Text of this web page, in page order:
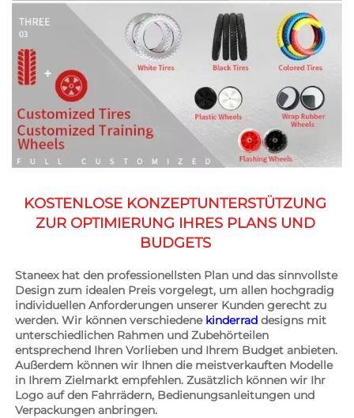
KOSTENLOSE KONZEPTUNTERSTÜTZUNG
ZUR OPTIMIERUNG IHRES PLANS UND
BUDGETS
Staneex hat den professionellsten Plan und das sinnvollste
Design zum idealen Preis vorgelegt, um allen hochgradig
individuellen Anforderungen unserer Kunden gerecht zu
werden. Wir können verschiedene kinderrad designs mit
unterschiedlichen Rahmen und Zubehörteilen
entsprechend Ihren Vorlieben und Ihrem Budget anbieten.
Außerdem können wir Ihnen die meistverkauften Modelle
in Ihrem Zielmarkt empfehlen. Zusätzlich können wir Ihr
Logo auf den Fahrrädern, Bedienungsanleitungen und
Verpackungen anbringen.